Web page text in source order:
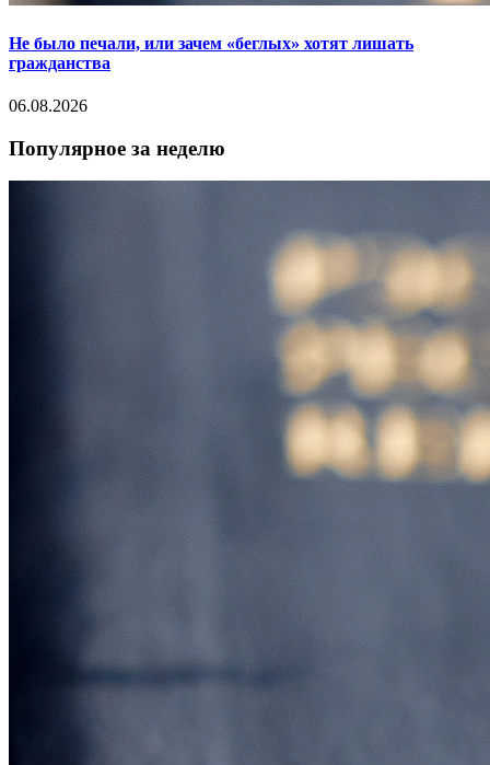
Не было печали, или зачем «беглых» хотят лишать
гражданства
06.08.2026
Популярное за неделю